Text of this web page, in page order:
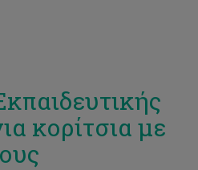
κορίτσια με